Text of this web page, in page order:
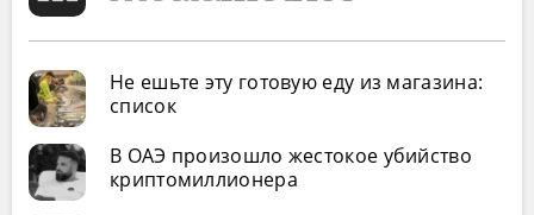
Не ешьте эту готовую еду из магазина:
список
В ОАЭ произошло жестокое убийство
криптомиллионера